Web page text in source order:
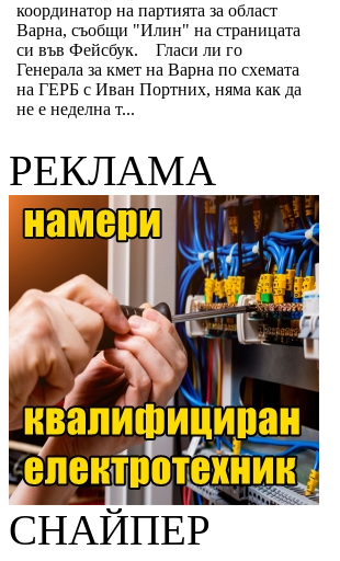
координатор на партията за област
Варна, съобщи "Илин" на страницата
си във Фейсбук. Гласи ли го
Генерала за кмет на Варна по схемата
на ГЕРБ с Иван Портних, няма как да
не е неделна т...
РЕКЛАМА
СНАЙПЕР